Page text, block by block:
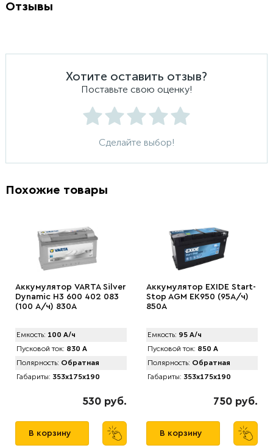
Отзывы
Хотите оставить отзыв?
Поставьте свою оценку!
Сделайте выбор!
Похожие товары
Аккумулятор VARTA Silver
Dynamic H3 600 402 083
(100 А/ч) 830А
Емкость: 100 А/ч
Пусковой ток: 830 А
Полярность: Обратная
Габариты: 353x175x190
530 руб.
В корзину
Аккумулятор EXIDE Start-
Stop AGM EK950 (95А/ч)
850A
Емкость: 95 А/ч
Пусковой ток: 850 А
Полярность: Обратная
Габариты: 353x175x190
750 руб.
В корзину